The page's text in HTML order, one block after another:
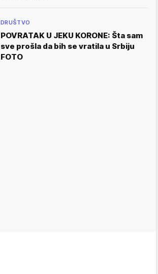
DRUŠTVO
POVRATAK U JEKU KORONE: Šta sam
sve prošla da bih se vratila u Srbiju
FOTO